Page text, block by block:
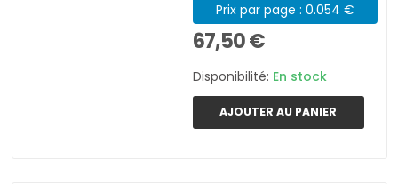
Prix par page : 0.054 €
67,50 €
Disponibilité: En stock
AJOUTER AU PANIER